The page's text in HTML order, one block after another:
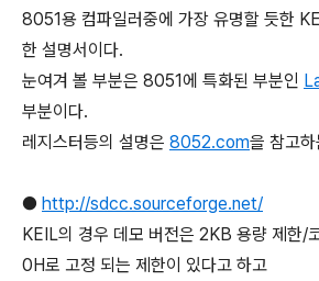
8051용 컴파일러중에 가장 유명할 듯한
한 설명서이다.
눈여겨 볼 부분은 8051에 특화된 부분인
부분이다.
레지스터등의 설명은 8052.com을 참고
● http://sdcc.sourceforge.net/
KEIL의 경우 데모 버전은 2KB 용량 제한/
0H로 고정 되는 제한이 있다고 하고